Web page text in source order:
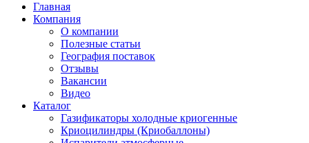
Главная
Компания
О компании
Полезные статьи
География поставок
Отзывы
Вакансии
Видео
Каталог
Газификаторы холодные криогенные
Криоцилиндры (Криобаллоны)